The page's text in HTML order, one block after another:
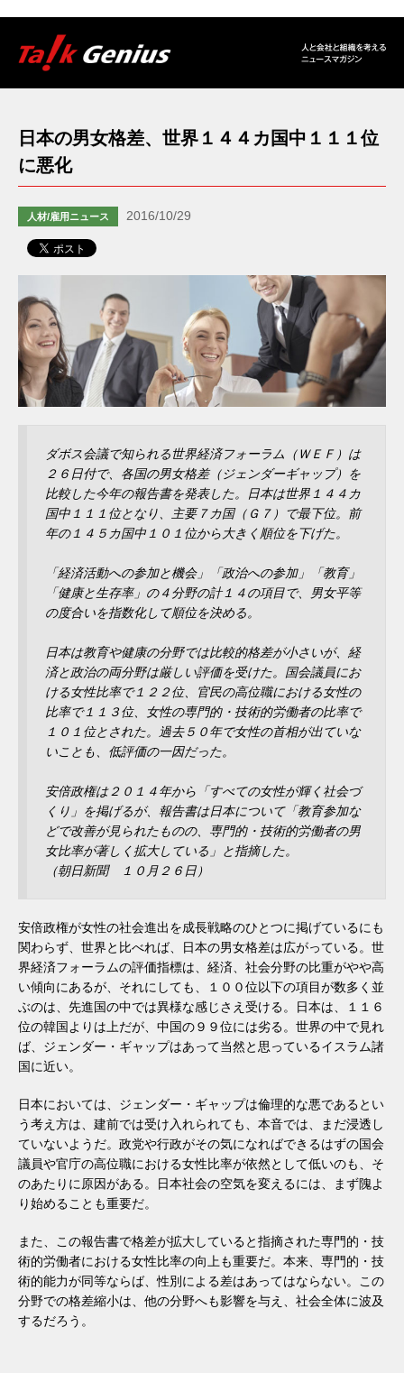
日本の男女格差、世界１４４カ国中１１１位
に悪化
人材/雇用ニュース 2016/10/29
ダボス会議で知られる世界経済フォーラム（ＷＥＦ）は
２６日付で、各国の男女格差（ジェンダーギャップ）を
比較した今年の報告書を発表した。日本は世界１４４カ
国中１１１位となり、主要７カ国（Ｇ７）で最下位。前
年の１４５カ国中１０１位から大きく順位を下げた。
「経済活動への参加と機会」「政治への参加」「教育」
「健康と生存率」の４分野の計１４の項目で、男女平等
の度合いを指数化して順位を決める。
日本は教育や健康の分野では比較的格差が小さいが、経
済と政治の両分野は厳しい評価を受けた。国会議員にお
ける女性比率で１２２位、官民の高位職における女性の
比率で１１３位、女性の専門的・技術的労働者の比率で
１０１位とされた。過去５０年で女性の首相が出ていな
いことも、低評価の一因だった。
安倍政権は２０１４年から「すべての女性が輝く社会づ
くり」を掲げるが、報告書は日本について「教育参加な
どで改善が見られたものの、専門的・技術的労働者の男
女比率が著しく拡大している」と指摘した。
（朝日新聞 １０月２６日）
安倍政権が女性の社会進出を成長戦略のひとつに掲げているにも
関わらず、世界と比べれば、日本の男女格差は広がっている。世
界経済フォーラムの評価指標は、経済、社会分野の比重がやや高
い傾向にあるが、それにしても、１００位以下の項目が数多く並
ぶのは、先進国の中では異様な感じさえ受ける。日本は、１１６
位の韓国よりは上だが、中国の９９位には劣る。世界の中で見れ
ば、ジェンダー・ギャップはあって当然と思っているイスラム諸
国に近い。
日本においては、ジェンダー・ギャップは倫理的な悪であるとい
う考え方は、建前では受け入れられても、本音では、まだ浸透し
ていないようだ。政党や行政がその気になればできるはずの国会
議員や官庁の高位職における女性比率が依然として低いのも、そ
のあたりに原因がある。日本社会の空気を変えるには、まず隗よ
り始めることも重要だ。
また、この報告書で格差が拡大していると指摘された専門的・技
術的労働者における女性比率の向上も重要だ。本来、専門的・技
術的能力が同等ならば、性別による差はあってはならない。この
分野での格差縮小は、他の分野へも影響を与え、社会全体に波及
するだろう。